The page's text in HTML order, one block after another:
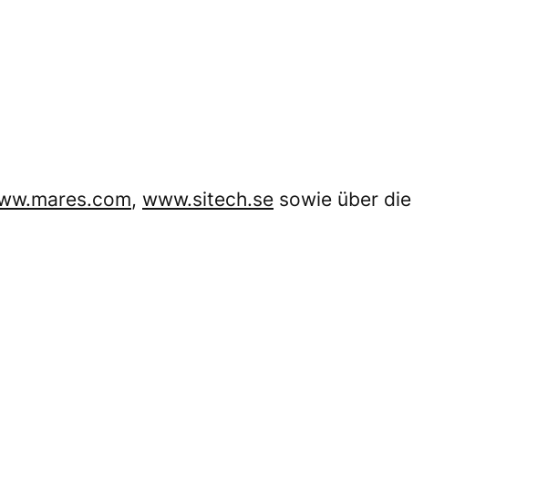
, www.sitech.se sowie über die